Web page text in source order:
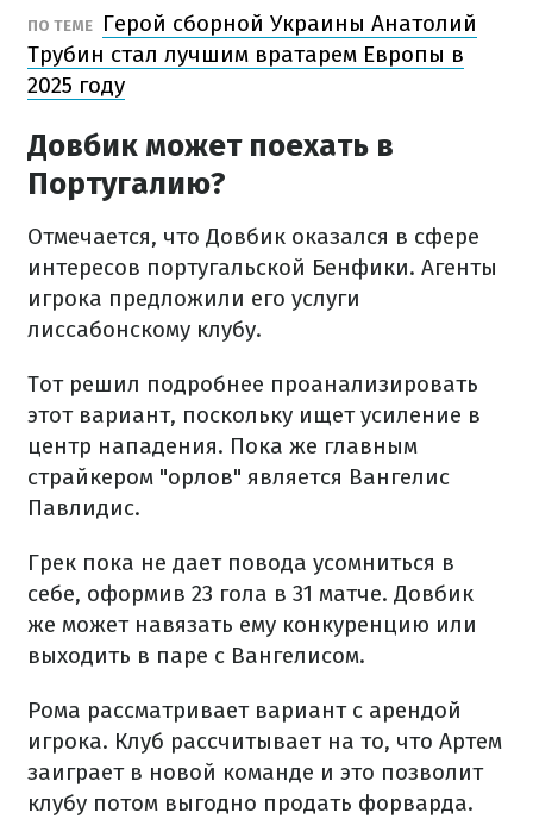
ПО ТЕМЕ
Герой сборной Украины Анатолий
Трубин стал лучшим вратарем Европы в
2025 году
Довбик может поехать в
Португалию?
Отмечается, что Довбик оказался в сфере
интересов португальской Бенфики. Агенты
игрока предложили его услуги
лиссабонскому клубу.
Тот решил подробнее проанализировать
этот вариант, поскольку ищет усиление в
центр нападения. Пока же главным
страйкером "орлов" является Вангелис
Павлидис.
Грек пока не дает повода усомниться в
себе, оформив 23 гола в 31 матче. Довбик
же может навязать ему конкуренцию или
выходить в паре с Вангелисом.
Рома рассматривает вариант с арендой
игрока. Клуб рассчитывает на то, что Артем
заиграет в новой команде и это позволит
клубу потом выгодно продать форварда.